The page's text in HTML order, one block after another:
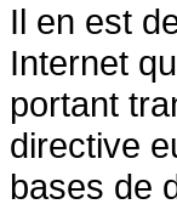
Il en est
Internet
portant
directive
bases de